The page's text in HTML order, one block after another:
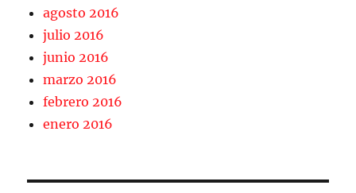
agosto 2016
julio 2016
junio 2016
marzo 2016
febrero 2016
enero 2016